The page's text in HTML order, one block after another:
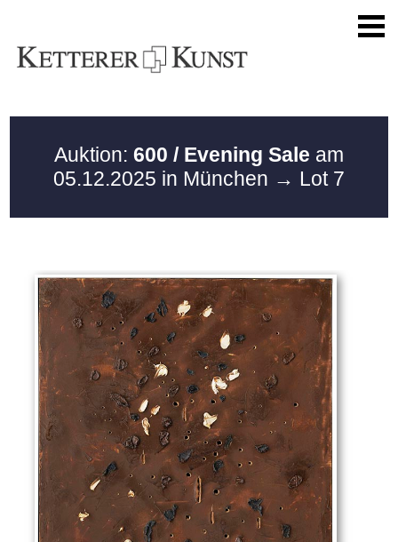
Auktion: 600 / Evening Sale am
05.12.2025 in München → Lot 7